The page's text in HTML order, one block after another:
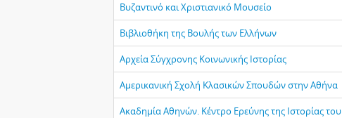
Βυζαντινό και Χριστιανικό Μουσείο
Βιβλιοθήκη της Βουλής των Ελλήνων
Αρχεία Σύγχρονης Κοινωνικής Ιστορίας
Αμερικανική Σχολή Κλασικών Σπουδών στην Αθήνα
Ακαδημία Αθηνών. Κέντρο Ερεύνης της Ιστορίας του